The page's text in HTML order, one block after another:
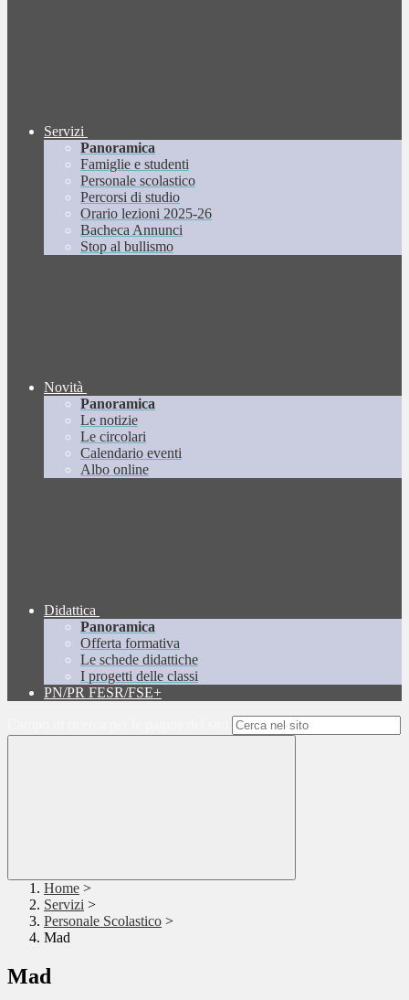
Servizi
Panoramica
Famiglie e studenti
Personale scolastico
Percorsi di studio
Orario lezioni 2025-26
Bacheca Annunci
Stop al bullismo
Novità
Panoramica
Le notizie
Le circolari
Calendario eventi
Albo online
Didattica
Panoramica
Offerta formativa
Le schede didattiche
I progetti delle classi
PN/PR FESR/FSE+
Home >
Servizi >
Personale Scolastico >
Mad
Mad